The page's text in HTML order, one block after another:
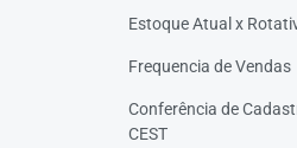
Estoque Atual x
Frequencia de Vendas
Conferência de
CEST